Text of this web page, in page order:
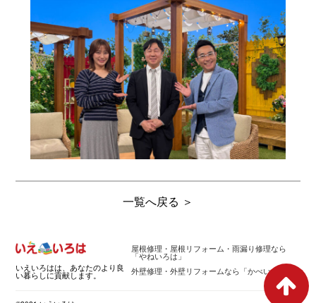
一覧へ戻る ＞
いえいろはは、あなたのより良
い暮らしに貢献します。
屋根修理・屋根リフォーム・雨漏り修理なら
「やねいろは」
外壁修理・外壁リフォームなら「かべいろは」